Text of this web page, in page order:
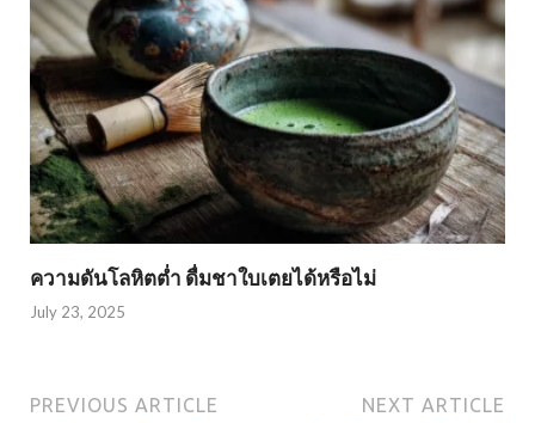
ความดันโลหิตต่ำ ดื่มชาใบเตยได้หรือไม่
July 23, 2025
PREVIOUS ARTICLE NEXT ARTICLE